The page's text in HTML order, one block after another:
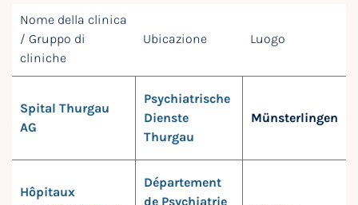
Nome della clinica
/ Gruppo di
cliniche
Ubicazione Luogo
Spital Thurgau
AG
Psychiatrische
Dienste
Thurgau
Münsterlingen
Hôpitaux
Département
de Psychiatrie